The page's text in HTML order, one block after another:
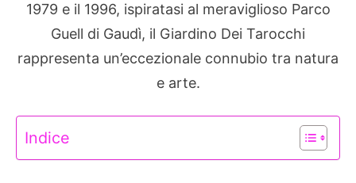
1979 e il 1996, ispiratasi al meraviglioso Parco
Guell di Gaudì, il Giardino Dei Tarocchi
rappresenta un’eccezionale connubio tra natura
e arte.
Indice